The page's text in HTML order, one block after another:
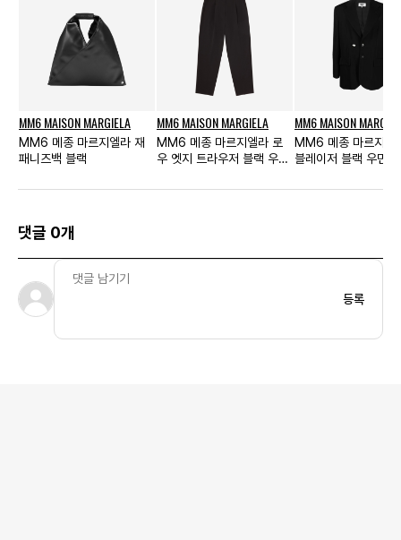
MM6 MAISON MARGIELA
MM6 메종 마르지엘라 재
패니즈백 블랙
MM6 MAISON MARGIELA
MM6 메종 마르지엘라 로
우 엣지 트라우저 블랙 우먼
MM6 MAISON
MM6 메종 마르지엘
블레이저 블랙 우먼스
댓글 0개
등록